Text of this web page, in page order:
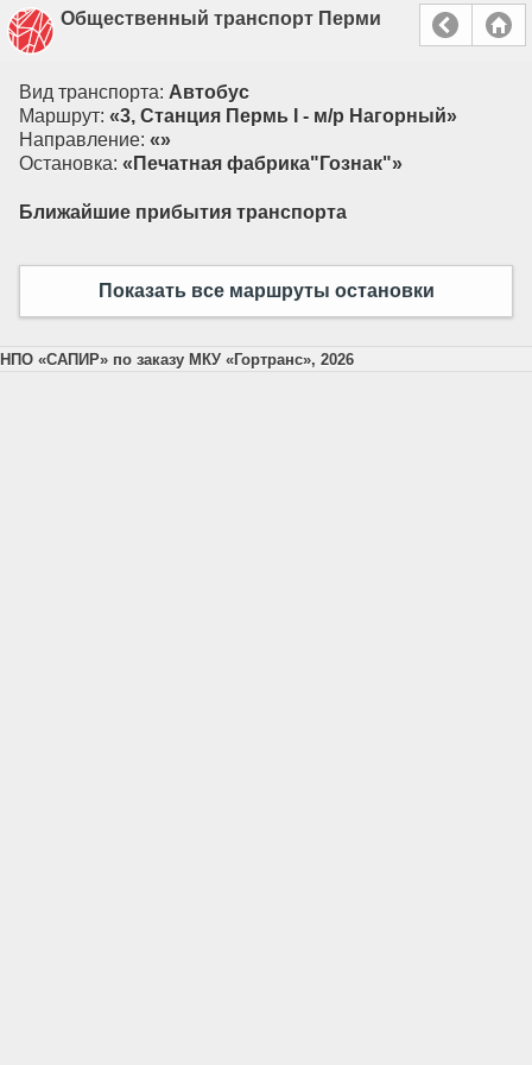
Общественный транспорт Перми
Вид транспорта: Автобус
Маршрут: «3, Cтанция Пермь I - м/р Нагорный»
Направление: «»
Остановка: «Печатная фабрика"Гознак"»
Ближайшие прибытия транспорта
Показать все маршруты остановки
НПО «САПИР» по заказу МКУ «Гортранс», 2026